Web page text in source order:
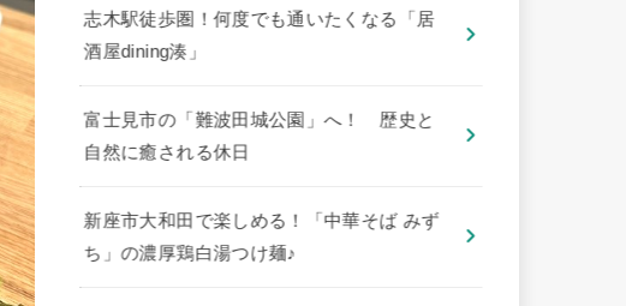
志木駅徒歩圏！何度でも通いたくなる「居
酒屋dining湊」
​富士見市の「難波田城公園」へ！ 歴史と
自然に癒される休日
新座市大和田で楽しめる！「中華そば みず
ち」の濃厚鶏白湯つけ麺♪